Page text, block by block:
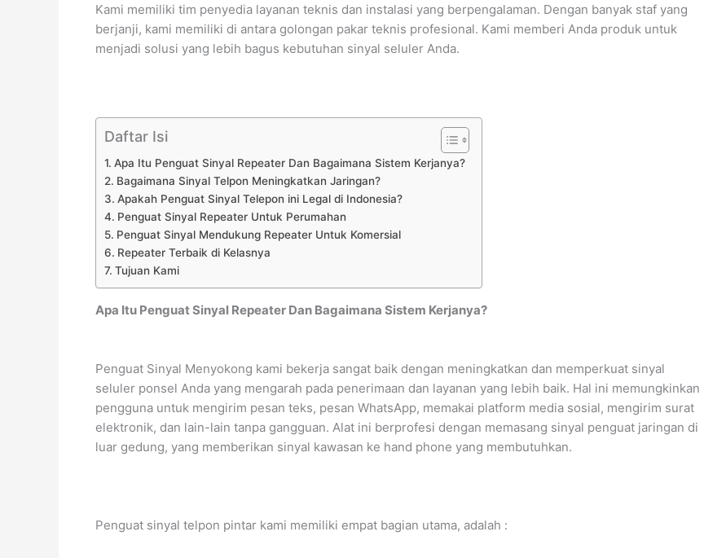
Kami memiliki tim penyedia layanan teknis dan instalasi yang berpengalaman. Dengan banyak staf yang
berjanji, kami memiliki di antara golongan pakar teknis profesional. Kami memberi Anda produk untuk
menjadi solusi yang lebih bagus kebutuhan sinyal seluler Anda.
Daftar Isi
Apa Itu Penguat Sinyal Repeater Dan Bagaimana Sistem Kerjanya?
Bagaimana Sinyal Telpon Meningkatkan Jaringan?
Apakah Penguat Sinyal Telepon ini Legal di Indonesia?
Penguat Sinyal Repeater Untuk Perumahan
Penguat Sinyal Mendukung Repeater Untuk Komersial
Repeater Terbaik di Kelasnya
Tujuan Kami
Apa Itu Penguat Sinyal Repeater Dan Bagaimana Sistem Kerjanya?
Penguat Sinyal Menyokong kami bekerja sangat baik dengan meningkatkan dan memperkuat sinyal
seluler ponsel Anda yang mengarah pada penerimaan dan layanan yang lebih baik. Hal ini memungkinkan
pengguna untuk mengirim pesan teks, pesan WhatsApp, memakai platform media sosial, mengirim surat
elektronik, dan lain-lain tanpa gangguan. Alat ini berprofesi dengan memasang sinyal penguat jaringan di
luar gedung, yang memberikan sinyal kawasan ke hand phone yang membutuhkan.
Penguat sinyal telpon pintar kami memiliki empat bagian utama, adalah :